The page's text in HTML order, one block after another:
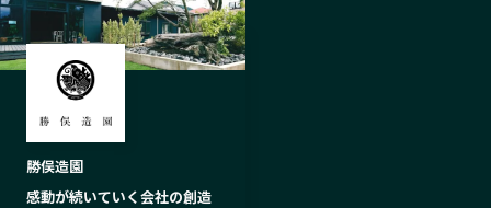
勝俣造園
感動が続いていく会社の創造